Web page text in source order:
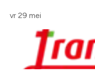
vr 29 mei